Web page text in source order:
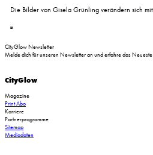
Die Bilder von Gisela Grünling verändern sich
CityGlow Newsletter
Melde dich für unseren Newsletter an und erfahre das
CityGlow
Magazine
Print Abo
Karriere
Partnerprogramme
Sitemap
Mediadaten